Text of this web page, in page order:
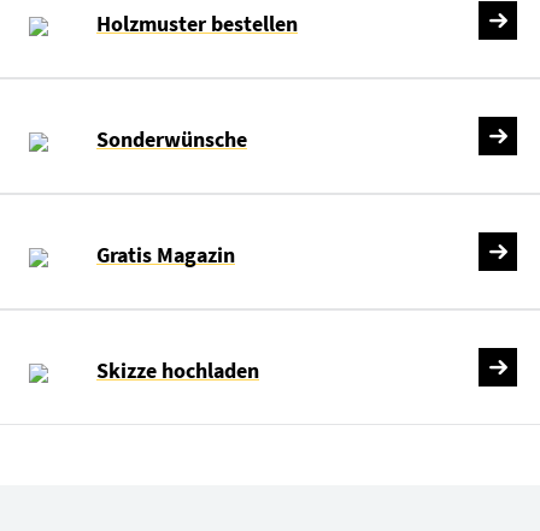
Holzmuster bestellen
Sonderwünsche
Gratis Magazin
Skizze hochladen